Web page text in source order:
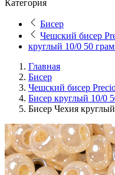
Категория
Бисер
Чешский бисер
круглый 10/0 50
Главная
Бисер
Чешский бисер
Бисер круглый 10/0
Бисер Чехия